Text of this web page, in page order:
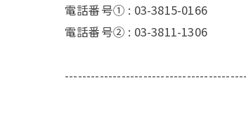
電話番号① : 03-3815-0166
電話番号② : 03-3811-1306